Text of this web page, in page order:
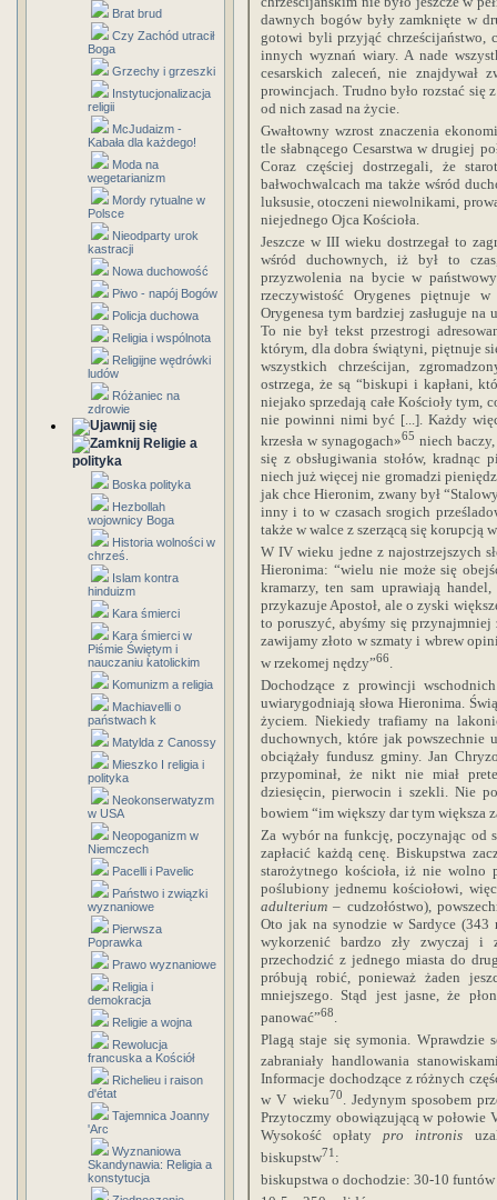
Brat brud
Czy Zachód utracił
Boga
Grzechy i grzeszki
Instytucjonalizacja
religii
McJudaizm -
Kabała dla każdego!
Moda na
wegetarianizm
Mordy rytualne w
Polsce
Nieodparty urok
kastracji
Nowa duchowość
Piwo - napój Bogów
Policja duchowa
Religia i wspólnota
Religijne wędrówki
ludów
Różaniec na
zdrowie
Religie a
polityka
Boska polityka
Hezbollah
wojownicy Boga
Historia wolności w
chrześ.
Islam kontra
hinduizm
Kara śmierci
Kara śmierci w
Piśmie Świętym i
nauczaniu katolickim
Komunizm a religia
Machiavelli o
państwach k
Matylda z Canossy
Mieszko I religia i
polityka
Neokonserwatyzm
w USA
Neopoganizm w
Niemczech
Pacelli i Pavelic
Państwo i związki
wyznaniowe
Pierwsza
Poprawka
Prawo wyznaniowe
Religia i
demokracja
Religie a wojna
Rewolucja
francuska a Kościół
Richelieu i raison
d'état
Tajemnica Joanny
'Arc
Wyznaniowa
Skandynawia: Religia a
konstytucja
dawnych bogów były zamknięte w
gotowi byli przyjąć chrześcijaństwo,
innych wyznań wiary. A nade
cesarskich zaleceń, nie znajdywał
prowincjach. Trudno było rozstać się
od nich zasad na życie.
Gwałtowny wzrost znaczenia
tle słabnącego Cesarstwa w drugiej
Coraz częściej dostrzegali, że
bałwochwalcach ma także wśród
luksusie, otoczeni niewolnikami,
niejednego Ojca Kościoła.
Jeszcze w III wieku dostrzegał to
wśród duchownych, iż był to
przyzwolenia na bycie w
rzeczywistość Orygenes piętnuje
Orygenesa tym bardziej zasługuje na
To nie był tekst przestrogi
którym, dla dobra świątyni, piętnuje
wszystkich chrześcijan,
ostrzega, że są “biskupi i kapłani,
niejako sprzedają całe Kościoły
nie powinni nimi być [...]. Każdy
krzesła w synagogach»65 niech
się z obsługiwania stołów, kradnąc
niech już więcej nie gromadzi
jak chce Hieronim, zwany był
inny i to w czasach srogich
także w walce z szerzącą się korupcją
W IV wieku jedne z najostrzejszych
Hieronima: “wielu nie może się
kramarzy, ten sam uprawiają
przykazuje Apostoł, ale o zyski
to poruszyć, abyśmy się
zawijamy złoto w szmaty i wbrew
w rzekomej nędzy”66
Dochodzące z prowincji
uwiarygodniają słowa Hieronima.
życiem. Niekiedy trafiamy na
duchownych, które jak powszechnie
obciążały fundusz gminy. Jan
przypominał, że nikt nie miał
dziesięcin, pierwocin i szekli. Nie
bowiem “im większy dar tym większa
Za wybór na funkcję, poczynając od
zapłacić każdą cenę. Biskupstwa
starożytnego kościoła, iż nie wolno
poślubiony jednemu kościołowi,
adulterium– cudzołóstwo),
Oto jak na synodzie w Sardyce (343
wykorzenić bardzo zły zwyczaj i
przechodzić z jednego miasta do
próbują robić, ponieważ żaden
mniejszego. Stąd jest jasne, że
panować”68
Plagą staje się symonia. Wprawdzie
zabraniały handlowania
Informacje dochodzące z różnych
w V wieku70. Jedynym sposobem
Przytoczmy obowiązującą w połowie
Wysokość opłatypro intronis
biskupstw71 :
biskupstwa o dochodzie: 30-10 funtów